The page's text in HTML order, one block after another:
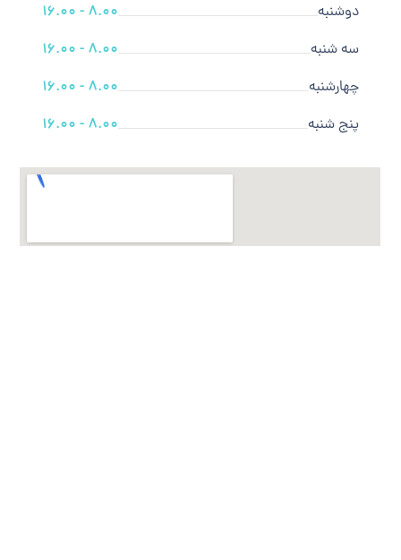
دوشنبه
8.00 - 16.00
سه شنبه
8.00 - 16.00
چهارشنبه
8.00 - 16.00
پنج شنبه
8.00 - 16.00